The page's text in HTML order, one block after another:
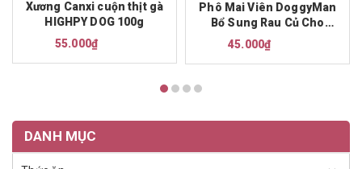
Xương Canxi cuộn thịt gà
HIGHPY DOG 100g
55.000₫
Phô Mai Viên DoggyMan
Bổ Sung Rau Củ Cho
Chó 100g
45.000₫
DANH MỤC